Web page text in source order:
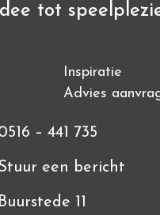
tot
Inspiratie
Advies
– 441 735
een bericht
Buurstede 11